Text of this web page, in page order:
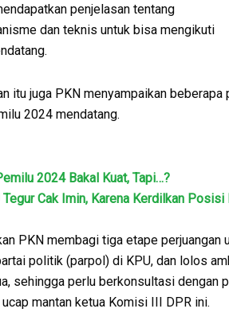
penjelasan tentang
dan teknis untuk bisa mengikuti
itu juga PKN menyampaikan
2024 mendatang.
2024 Bakal Kuat, Tapi…?
Cak Imin, Karena Kerdilkan Posisi
PKN membagi tiga etape
politik (parpol) di KPU, dan lolos
sehingga perlu berkonsultasi dengan
mantan ketua Komisi III DPR ini.